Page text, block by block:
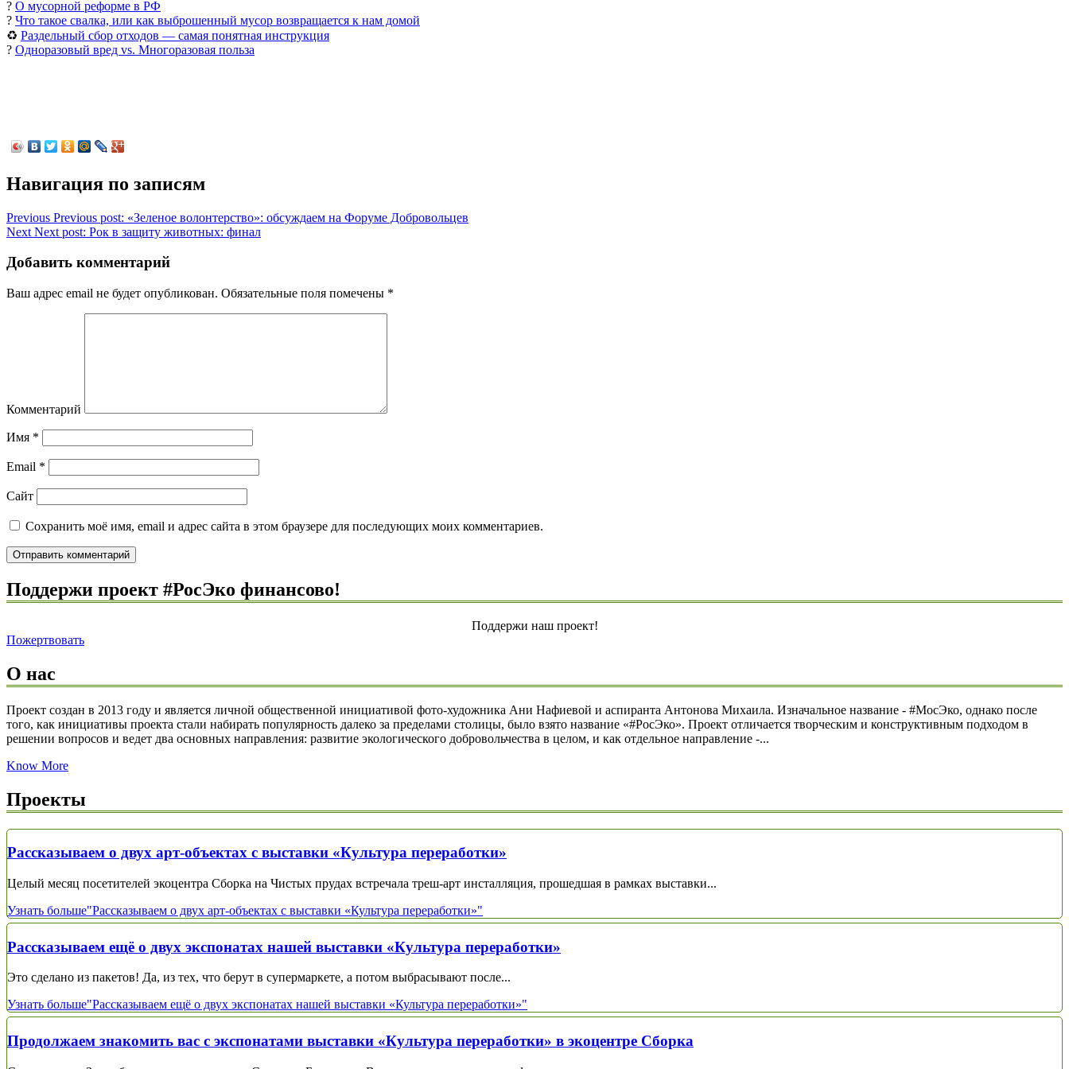
? О мусорной реформе в РФ
? Что такое свалка, или как выброшенный мусор возвращается к нам домой
♻ Раздельный сбор отходов — самая понятная инструкция
? Одноразовый вред vs. Многоразовая польза
Навигация по записям
Previous Previous post: «Зеленое волонтерство»: обсуждаем на Форуме Добровольцев
Next Next post: Рок в защиту животных: финал
Добавить комментарий
Ваш адрес email не будет опубликован. Обязательные поля помечены *
Комментарий
Имя *
Email *
Сайт
Сохранить моё имя, email и адрес сайта в этом браузере для последующих моих комментариев.
Поддержи проект #РосЭко финансово!
Поддержи наш проект!
Пожертвовать
О нас
Проект создан в 2013 году и является личной общественной инициативой фото-художника Ани Нафиевой и аспиранта Антонова Михаила. Изначальное название - #МосЭко, однако после
того, как инициативы проекта стали набирать популярность далеко за пределами столицы, было взято название «#РосЭко». Проект отличается творческим и конструктивным подходом в
решении вопросов и ведет два основных направления: развитие экологического добровольчества в целом, и как отдельное направление -...
Know More
Проекты
Рассказываем о двух арт-объектах с выставки «Культура переработки»
Целый месяц посетителей экоцентра Сборка на Чистых прудах встречала треш-арт инсталляция, прошедшая в рамках выставки...
Узнать больше"Рассказываем о двух арт-объектах с выставки «Культура переработки»"
Рассказываем ещё о двух экспонатах нашей выставки «Культура переработки»
Это сделано из пакетов! Да, из тех, что берут в супермаркете, а потом выбрасывают после...
Узнать больше"Рассказываем ещё о двух экспонатах нашей выставки «Культура переработки»"
Продолжаем знакомить вас с экспонатами выставки «Культура переработки» в экоцентре Сборка